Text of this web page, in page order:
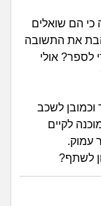
ולידה
ומשפחה
התחברות
כי הם שואלים
את התשובה
לספר? אולי
וכמובן לשכב
לקיים
עמוק.
לשתף?